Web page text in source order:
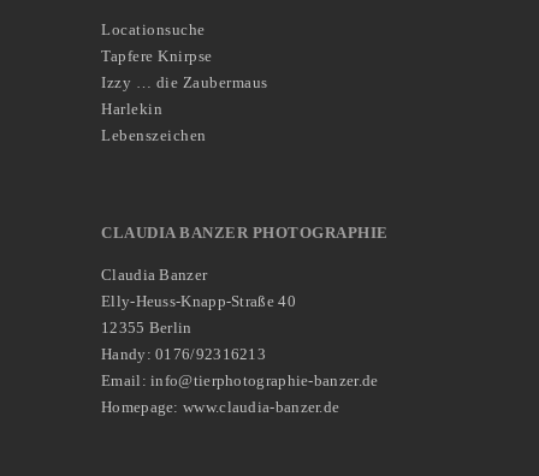
Locationsuche
Tapfere Knirpse
Izzy … die Zaubermaus
Harlekin
Lebenszeichen
CLAUDIA BANZER PHOTOGRAPHIE
Claudia Banzer
Elly-Heuss-Knapp-Straße 40
12355 Berlin
Handy: 0176/92316213
Email: info@tierphotographie-banzer.de
Homepage: www.claudia-banzer.de